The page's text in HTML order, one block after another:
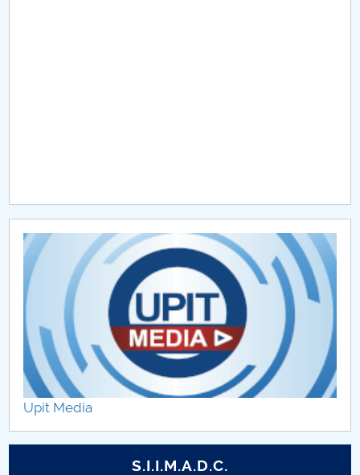
CAR2026
MENIU CANTINA
Management departament
Cadre didactice titulare
Programe de licență DFCE
Programe de master DFCE
Upit Media
S.I.I.M.A.D.C.